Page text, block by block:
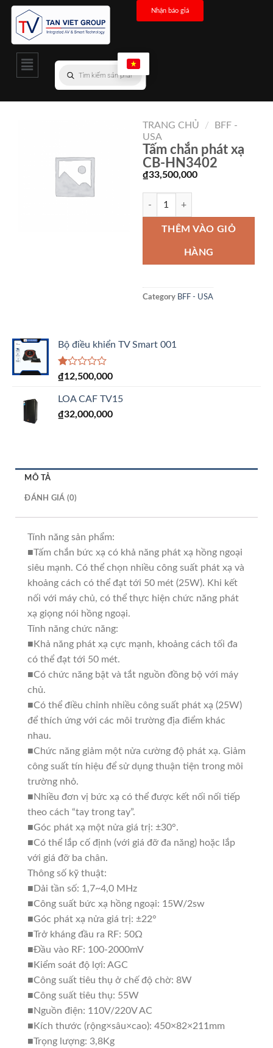
Nhận báo giá
TRANG CHỦ /
BFF -
USA
Tấm chắn phát xạ
CB-HN3402
₫33,500,000
THÊM VÀO GIỎ
HÀNG
Category BFF - USA
Bộ điều khiển TV Smart 001
Được
hạng
1.00
5
₫12,500,000
LOA CAF TV15
₫32,000,000
MÔ TẢ
ĐÁNH GIÁ (0)
Tính năng sản phẩm:
■Tấm chắn bức xạ có khả năng phát xạ hồng ngoại
siêu mạnh. Có thể chọn nhiều công suất phát xạ và
khoảng cách có thể đạt tới 50 mét (25W). Khi kết
nối với máy chủ, có thể thực hiện chức năng phát
xạ giọng nói hồng ngoại.
Tính năng chức năng:
■Khả năng phát xạ cực mạnh, khoảng cách tối đa
có thể đạt tới 50 mét.
■Có chức năng bật và tắt nguồn đồng bộ với máy
chủ.
■Có thể điều chỉnh nhiều công suất phát xạ (25W)
để thích ứng với các môi trường địa điểm khác
nhau.
■Chức năng giảm một nửa cường độ phát xạ. Giảm
công suất tín hiệu để sử dụng thuận tiện trong môi
trường nhỏ.
■Nhiều đơn vị bức xạ có thể được kết nối nối tiếp
theo cách “tay trong tay”.
■Góc phát xạ một nửa giá trị: ±30°.
■Có thể lắp cố định (với giá đỡ đa năng) hoặc lắp
với giá đỡ ba chân.
Thông số kỹ thuật:
■Dải tần số: 1,7~4,0 MHz
■Công suất bức xạ hồng ngoại: 15W/2sw
■Góc phát xạ nửa giá trị: ±22°
■Trở kháng đầu ra RF: 50Ω
■Đầu vào RF: 100-2000mV
■Kiểm soát độ lợi: AGC
■Công suất tiêu thụ ở chế độ chờ: 8W
■Công suất tiêu thụ: 55W
■Nguồn điện: 110V/220V AC
■Kích thước (rộng×sâu×cao): 450×82×211mm
■Trọng lượng: 3,8Kg